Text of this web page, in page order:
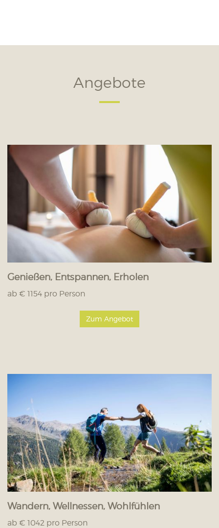
Angebote
Genießen, Entspannen, Erholen
ab € 1154 pro Person
Zum Angebot
Wandern, Wellnessen, Wohlfühlen
ab € 1042 pro Person